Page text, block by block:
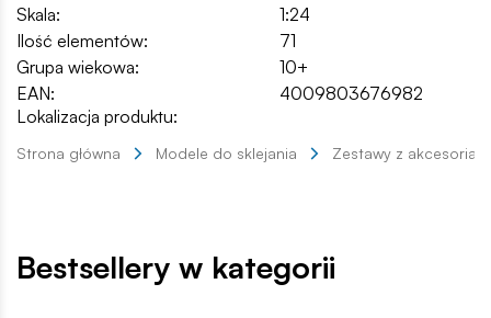
Skala:
1:24
Ilość elementów:
71
Grupa wiekowa:
10+
EAN:
4009803676982
Lokalizacja produktu:
Strona główna Modele do sklejania Zestawy z akcesoriami
Bestsellery w kategorii